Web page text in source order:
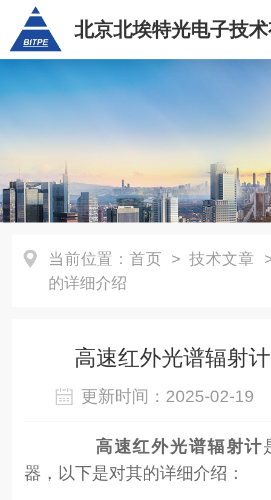
北京北埃特光电子技
任公司
当前位置： 首页 > 技术文章
的详细介绍
高速红外光谱辐射
更新时间：2025-02-
高速红外光谱辐射计
器，以下是对其的详细介绍：